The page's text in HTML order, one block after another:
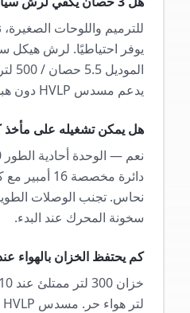
يوفر احتياطيًا. لرش هيكل
يدعم مسدس HVLP دون هبوط ضغط.
هل يمكن تشغيله على مأخذ
نحاس. تجنب الوصلات
سخونة المحرك عند البدء.
كم يحتفظ الخزان بالهواء عند 10